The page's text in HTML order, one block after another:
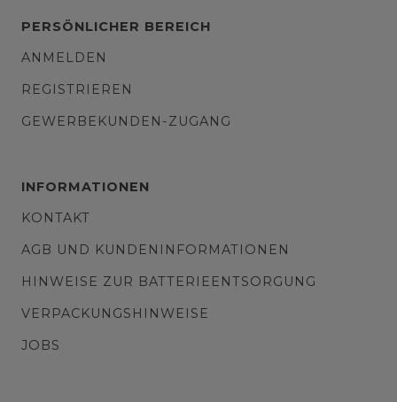
PERSÖNLICHER BEREICH
ANMELDEN
REGISTRIEREN
GEWERBEKUNDEN-ZUGANG
INFORMATIONEN
KONTAKT
AGB UND KUNDENINFORMATIONEN
HINWEISE ZUR BATTERIEENTSORGUNG
VERPACKUNGSHINWEISE
JOBS